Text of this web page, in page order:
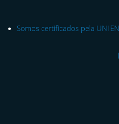
Somos certificados pela UNI